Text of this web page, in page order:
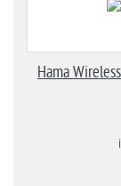
Hama